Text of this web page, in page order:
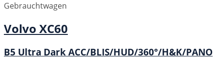
Gebrauchtwagen
Volvo XC60
B5 Ultra Dark ACC/BLIS/HUD/360°/H&K/PANO